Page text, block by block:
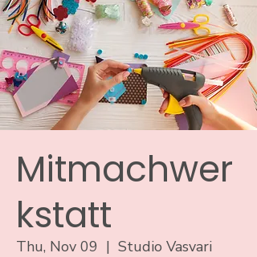
Mitmachwer
kstatt
Thu, Nov 09
  |
Studio Vasvari